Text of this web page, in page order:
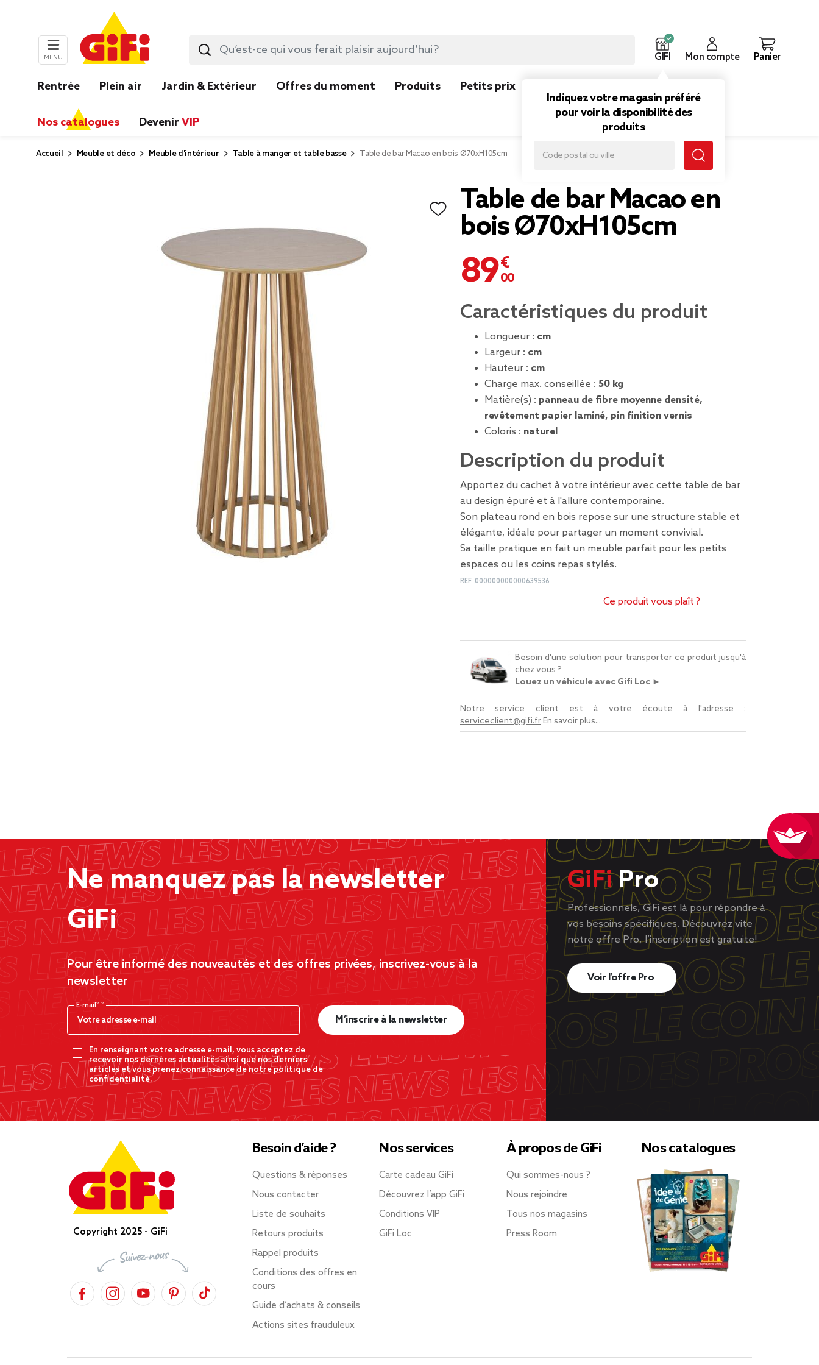
MENU GIFI
Indiquez votre magasin préféré
pour voir la disponibilité des
produits
Mon compte Panier
Rentrée Plein air Jardin & Extérieur Offres du moment Produits Petits prix
Nos catalogues Devenir VIP
Accueil Meuble et déco Meuble d'intérieur Table à manger et table basse Table de bar Macao en bois Ø70xH105cm
Table de bar Macao en
bois Ø70xH105cm
89,00 €
Caractéristiques du produit
Longueur : cm
Largeur : cm
Hauteur : cm
Charge max. conseillée : 50 kg
Matière(s) : panneau de fibre moyenne densité,
revêtement papier laminé, pin finition vernis
Coloris : naturel
Description du produit
Apportez du cachet à votre intérieur avec cette table de bar
au design épuré et à l'allure contemporaine.
Son plateau rond en bois repose sur une structure stable et
élégante, idéale pour partager un moment convivial.
Sa taille pratique en fait un meuble parfait pour les petits
espaces ou les coins repas stylés.
REF. 000000000000639536
Ce produit vous plaît ?
Besoin d'une solution pour transporter ce produit jusqu'à
chez vous ?
Louez un véhicule avec Gifi Loc ►
Notre service client est à votre écoute à l'adresse :
serviceclient@gifi.frEn savoir plus...
Ne manquez pas la newsletter
GiFi
Pour être informé des nouveautés et des offres privées, inscrivez-vous à la
newsletter
E-mail*
En renseignant votre adresse e-mail, vous acceptez de
recevoir nos dernères actualités ainsi que nos derniers
articles et vous prenez connaissance de notre politique de
confidentialité.
M’inscrire à la newsletter
GiFiPro
Professionnels, GiFi est là pour répondre à
vos besoins spécifiques. Découvrez vite
notre offre Pro, l’inscription est gratuite!
Voir l’offre Pro
Copyright 2025 - GiFi
Besoin d’aide ?
Questions & réponses
Nous contacter
Liste de souhaits
Retours produits
Rappel produits
Conditions des offres en
cours
Guide d’achats & conseils
Actions sites frauduleux
Nos services
Carte cadeau GiFi
Découvrez l’app GiFi
Conditions VIP
GiFi Loc
À propos de GiFi
Qui sommes-nous ?
Nous rejoindre
Tous nos magasins
Press Room
Nos catalogues